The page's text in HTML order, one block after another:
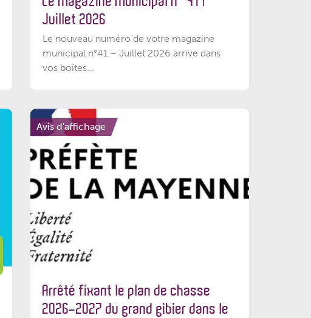
Juillet 2026
Le nouveau numéro de votre magazine
municipal n°41 – Juillet 2026 arrive dans
vos boîtes...
Avis d'affichage
Arrêté fixant le plan de chasse
2026-2027 du grand gibier dans le